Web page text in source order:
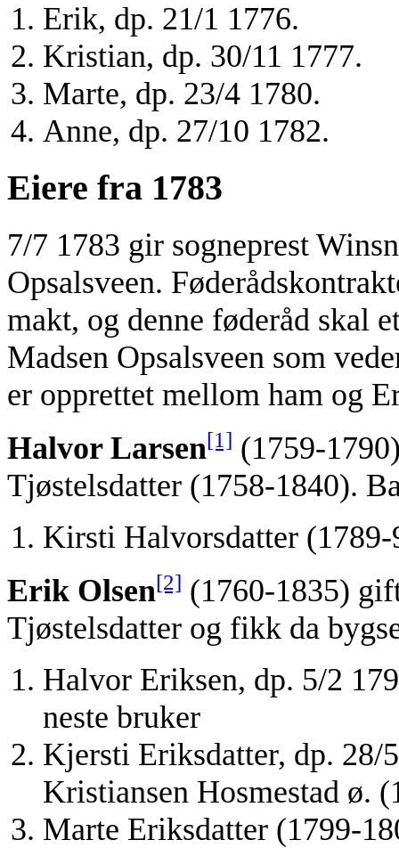
Erik, dp. 21/1 1776.
Kristian, dp. 30/11 1777.
Marte, dp. 23/4 1780.
Anne, dp. 27/10 1782.
Eiere fra 1783
7/7 1783 gir sogneprest
Opsalsveen.
makt, og denne føderåd skal
Madsen Opsalsveen som
er opprettet mellom ham og
Halvor Larsen[1] (1759-
Tjøstelsdatter (1758-1840).
Kirsti Halvorsdatter (1789-
Erik Olsen[2] (1760-1835)
Tjøstelsdatter og fikk da
Halvor Eriksen, dp. 5/2
neste bruker
Kjersti Eriksdatter, dp. 28/
Kristiansen Hosmestad ø.
Marte Eriksdatter (1799-